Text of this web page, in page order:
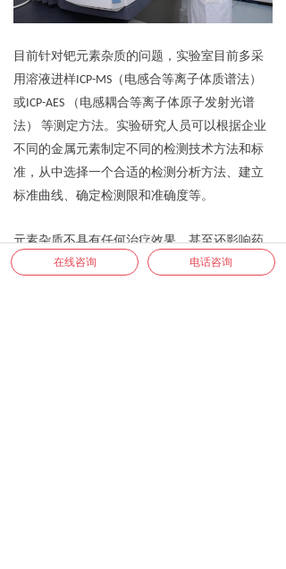
目前针对钯元素杂质的问题，实验室目前多采
用溶液进样ICP-MS（电感合等离子体质谱法）
或ICP-AES （电感耦合等离子体原子发射光谱
法） 等测定方法。实验研究人员可以根据企业
不同的金属元素制定不同的检测技术方法和标
准，从中选择一个合适的检测分析方法、建立
标准曲线、确定检测限和准确度等。
元素杂质不具有任何治疗效果，甚至还影响药
品的安全性。有些无机杂质(铅、汞等)即使在微
在线咨询 电话咨询